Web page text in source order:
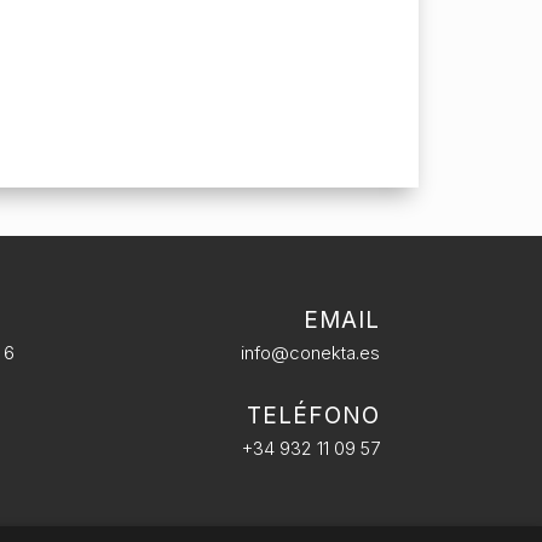
EMAIL
info@conekta.es
TELÉFONO
+34 932 11 09 57